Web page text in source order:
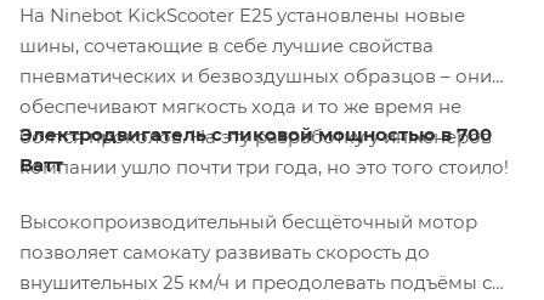
На Ninebot KickScooter E25 установлены новые
шины, сочетающие в себе лучшие свойства
пневматических и безвоздушных образцов – они
обеспечивают мягкость хода и то же время не
боятся проколов. На эту разработку у инженеров
компании ушло почти три года, но это того стоило!
Электродвигатель с пиковой мощностью в 700
Ватт
Высокопроизводительный бесщёточный мотор
позволяет самокату развивать скорость до
внушительных 25 км/ч и преодолевать подъёмы с